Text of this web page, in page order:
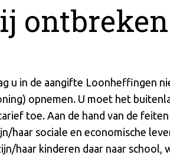
ontbreken
u in de aangifte Loonheffingen
opnemen. U moet het
toe. Aan de hand van de
haar sociale en economische
haar kinderen daar naar school,